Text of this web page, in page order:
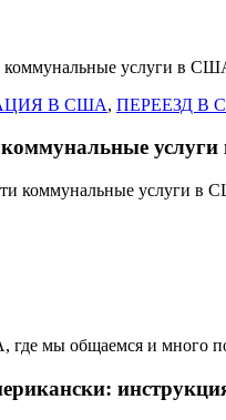
услуги в
В США, ПЕРЕЕЗД В
мы общаемся и много